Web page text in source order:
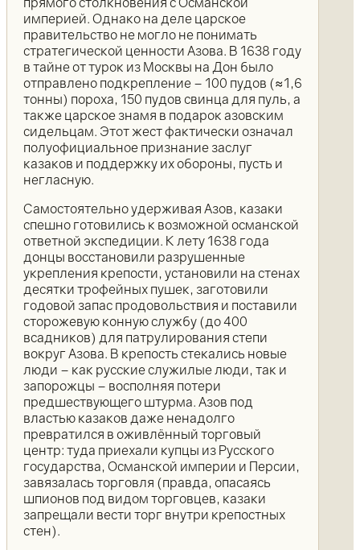
империей. Однако на деле царское
правительство не могло не понимать
стратегической ценности Азова. В 1638 году
в тайне от турок из Москвы на Дон было
отправлено подкрепление – 100 пудов (≈1,6
тонны) пороха, 150 пудов свинца для пуль, а
также царское знамя в подарок азовским
сидельцам. Этот жест фактически означал
полуофициальное признание заслуг
казаков и поддержку их обороны, пусть и
негласную.
Самостоятельно удерживая Азов, казаки
спешно готовились к возможной османской
ответной экспедиции. К лету 1638 года
донцы восстановили разрушенные
укрепления крепости, установили на стенах
десятки трофейных пушек, заготовили
годовой запас продовольствия и поставили
сторожевую конную службу (до 400
всадников) для патрулирования степи
вокруг Азова. В крепость стекались новые
люди – как русские служилые люди, так и
запорожцы – восполняя потери
предшествующего штурма. Азов под
властью казаков даже ненадолго
превратился в оживлённый торговый
центр: туда приехали купцы из Русского
государства, Османской империи и Персии,
завязалась торговля (правда, опасаясь
шпионов под видом торговцев, казаки
запрещали вести торг внутри крепостных
стен).